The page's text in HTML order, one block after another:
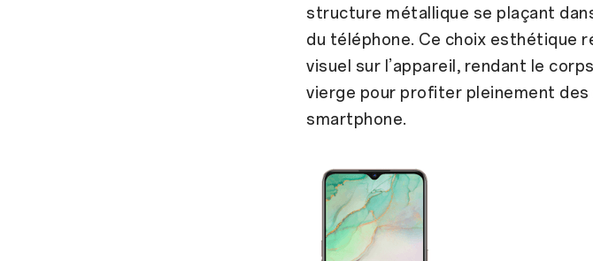
structure métallique se plaçant
du téléphone. Ce choix esthétique
visuel sur l’appareil, rendant le
vierge pour profiter pleinement
smartphone.